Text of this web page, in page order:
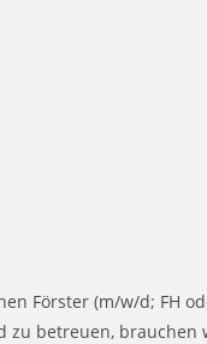
Förster (m/w/d; FH
zu betreuen, brauchen